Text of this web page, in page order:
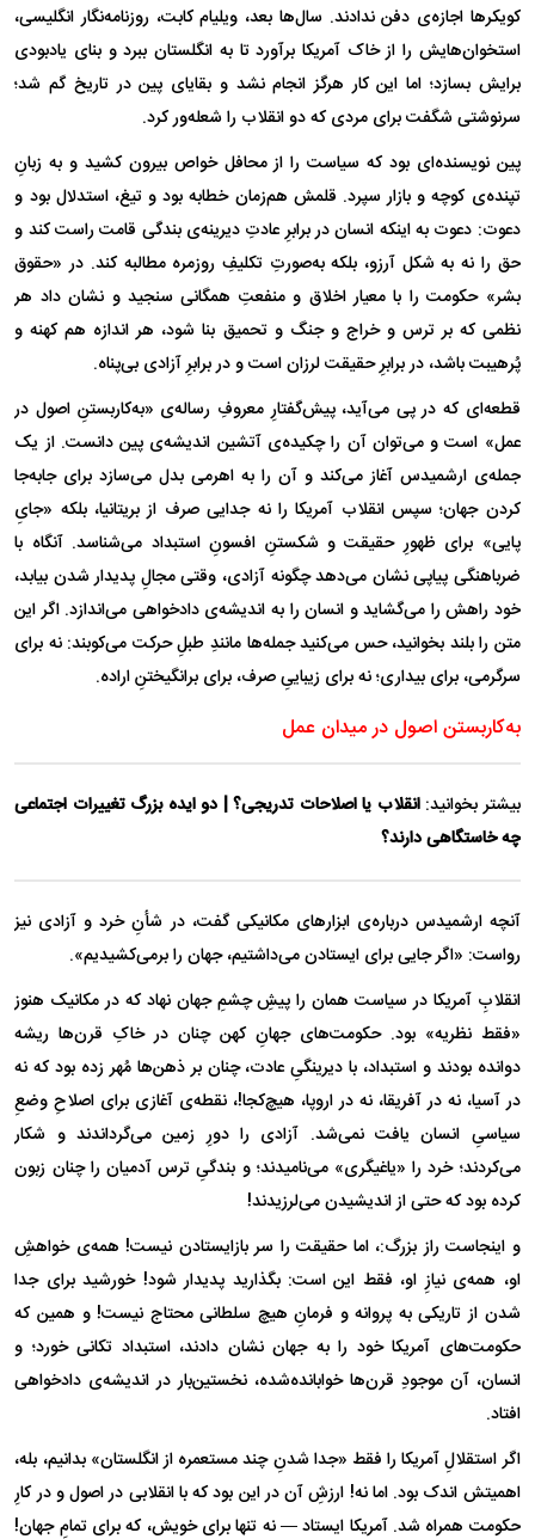
کویکر‌ها اجازه‌ی دفن ندادند. سال‌ها بعد، ویلیام کابت، روزنامه‌نگار انگلیسی،
استخوان‌هایش را از خاک آمریکا برآورد تا به انگلستان ببرد و بنای یادبودی
برایش بسازد؛ اما این کار هرگز انجام نشد و بقایای پین در تاریخ گم شد؛
سرنوشتی شگفت برای مردی که دو انقلاب را شعله‌ور کرد.
پین نویسنده‌ای بود که سیاست را از محافل خواص بیرون کشید و به زبانِ
تپنده‌ی کوچه و بازار سپرد. قلمش هم‌زمان خطابه بود و تیغ، استدلال بود و
دعوت: دعوت به اینکه انسان در برابرِ عادتِ دیرینه‌ی بندگی قامت راست کند و
حق را نه به شکل آرزو، بلکه به‌صورتِ تکلیفِ روزمره مطالبه کند. در «حقوق
بشر» حکومت را با معیار اخلاق و منفعتِ همگانی سنجید و نشان داد هر
نظمی که بر ترس و خراج و جنگ و تحمیق بنا شود، هر اندازه هم کهنه و
پُرهیبت باشد، در برابرِ حقیقت لرزان است و در برابرِ آزادی بی‌پناه.
قطعه‌ای که در پی می‌آید، پیش‌گفتارِ معروفِ رساله‌ی «به‌کاربستنِ اصول در
عمل» است و می‌توان آن را چکیده‌ی آتشین اندیشه‌ی پین دانست. از یک
جمله‌ی ارشمیدس آغاز می‌کند و آن را به اهرمی بدل می‌سازد برای جابه‌جا
کردن جهان؛ سپس انقلاب آمریکا را نه جدایی صرف از بریتانیا، بلکه «جایِ
پایی» برای ظهورِ حقیقت و شکستنِ افسونِ استبداد می‌شناسد. آنگاه با
ضرباهنگی پیاپی نشان می‌دهد چگونه آزادی، وقتی مجالِ پدیدار شدن بیابد،
خود راهش را می‌گشاید و انسان را به اندیشه‌ی دادخواهی می‌اندازد. اگر این
متن را بلند بخوانید، حس می‌کنید جمله‌ها مانندِ طبلِ حرکت می‌کوبند: نه برای
سرگرمی، برای بیداری؛ نه برای زیباییِ صرف، برای برانگیختنِ اراده.
به‌کاربستن اصول در میدان عمل
بیشتر بخوانید: انقلاب یا اصلاحات تدریجی؟ | دو ایده بزرگ تغییرات اجتماعی
چه خاستگاهی دارند؟
آنچه ارشمیدس درباره‌ی ابزار‌های مکانیکی گفت، در شأنِ خرد و آزادی نیز
رواست: «اگر جایی برای ایستادن می‌داشتیم، جهان را برمی‌کشیدیم».
انقلابِ آمریکا در سیاست همان را پیشِ چشمِ جهان نهاد که در مکانیک هنوز
«فقط نظریه» بود. حکومت‌های جهانِ کهن چنان در خاکِ قرن‌ها ریشه
دوانده بودند و استبداد، با دیرینگیِ عادت، چنان بر ذهن‌ها مُهر زده بود که نه
در آسیا، نه در آفریقا، نه در اروپا، هیچ‌کجا!، نقطه‌ی آغازی برای اصلاحِ وضعِ
سیاسیِ انسان یافت نمی‌شد. آزادی را دورِ زمین می‌گرداندند و شکار
می‌کردند؛ خرد را «یاغیگری» می‌نامیدند؛ و بندگیِ ترس آدمیان را چنان زبون
کرده بود که حتی از اندیشیدن می‌لرزیدند!
و اینجاست راز بزرگ:، اما حقیقت را سر بازایستادن نیست! همه‌ی خواهشِ
او، همه‌ی نیازِ او، فقط این است: بگذارید پدیدار شود! خورشید برای جدا
شدن از تاریکی به پروانه و فرمانِ هیچ سلطانی محتاج نیست! و همین که
حکومت‌های آمریکا خود را به جهان نشان دادند، استبداد تکانی خورد؛ و
انسان، آن موجودِ قرن‌ها خوابانده‌شده، نخستین‌بار در اندیشه‌ی دادخواهی
افتاد.
اگر استقلالِ آمریکا را فقط «جدا شدنِ چند مستعمره از انگلستان» بدانیم، بله،
اهمیتش اندک بود. اما نه! ارزشِ آن در این بود که با انقلابی در اصول و در کارِ
حکومت همراه شد. آمریکا ایستاد — نه تنها برای خویش، که برای تمامِ جهان!